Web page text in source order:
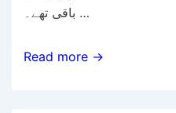
باقی تھے۔ …
خاموش
Read more →